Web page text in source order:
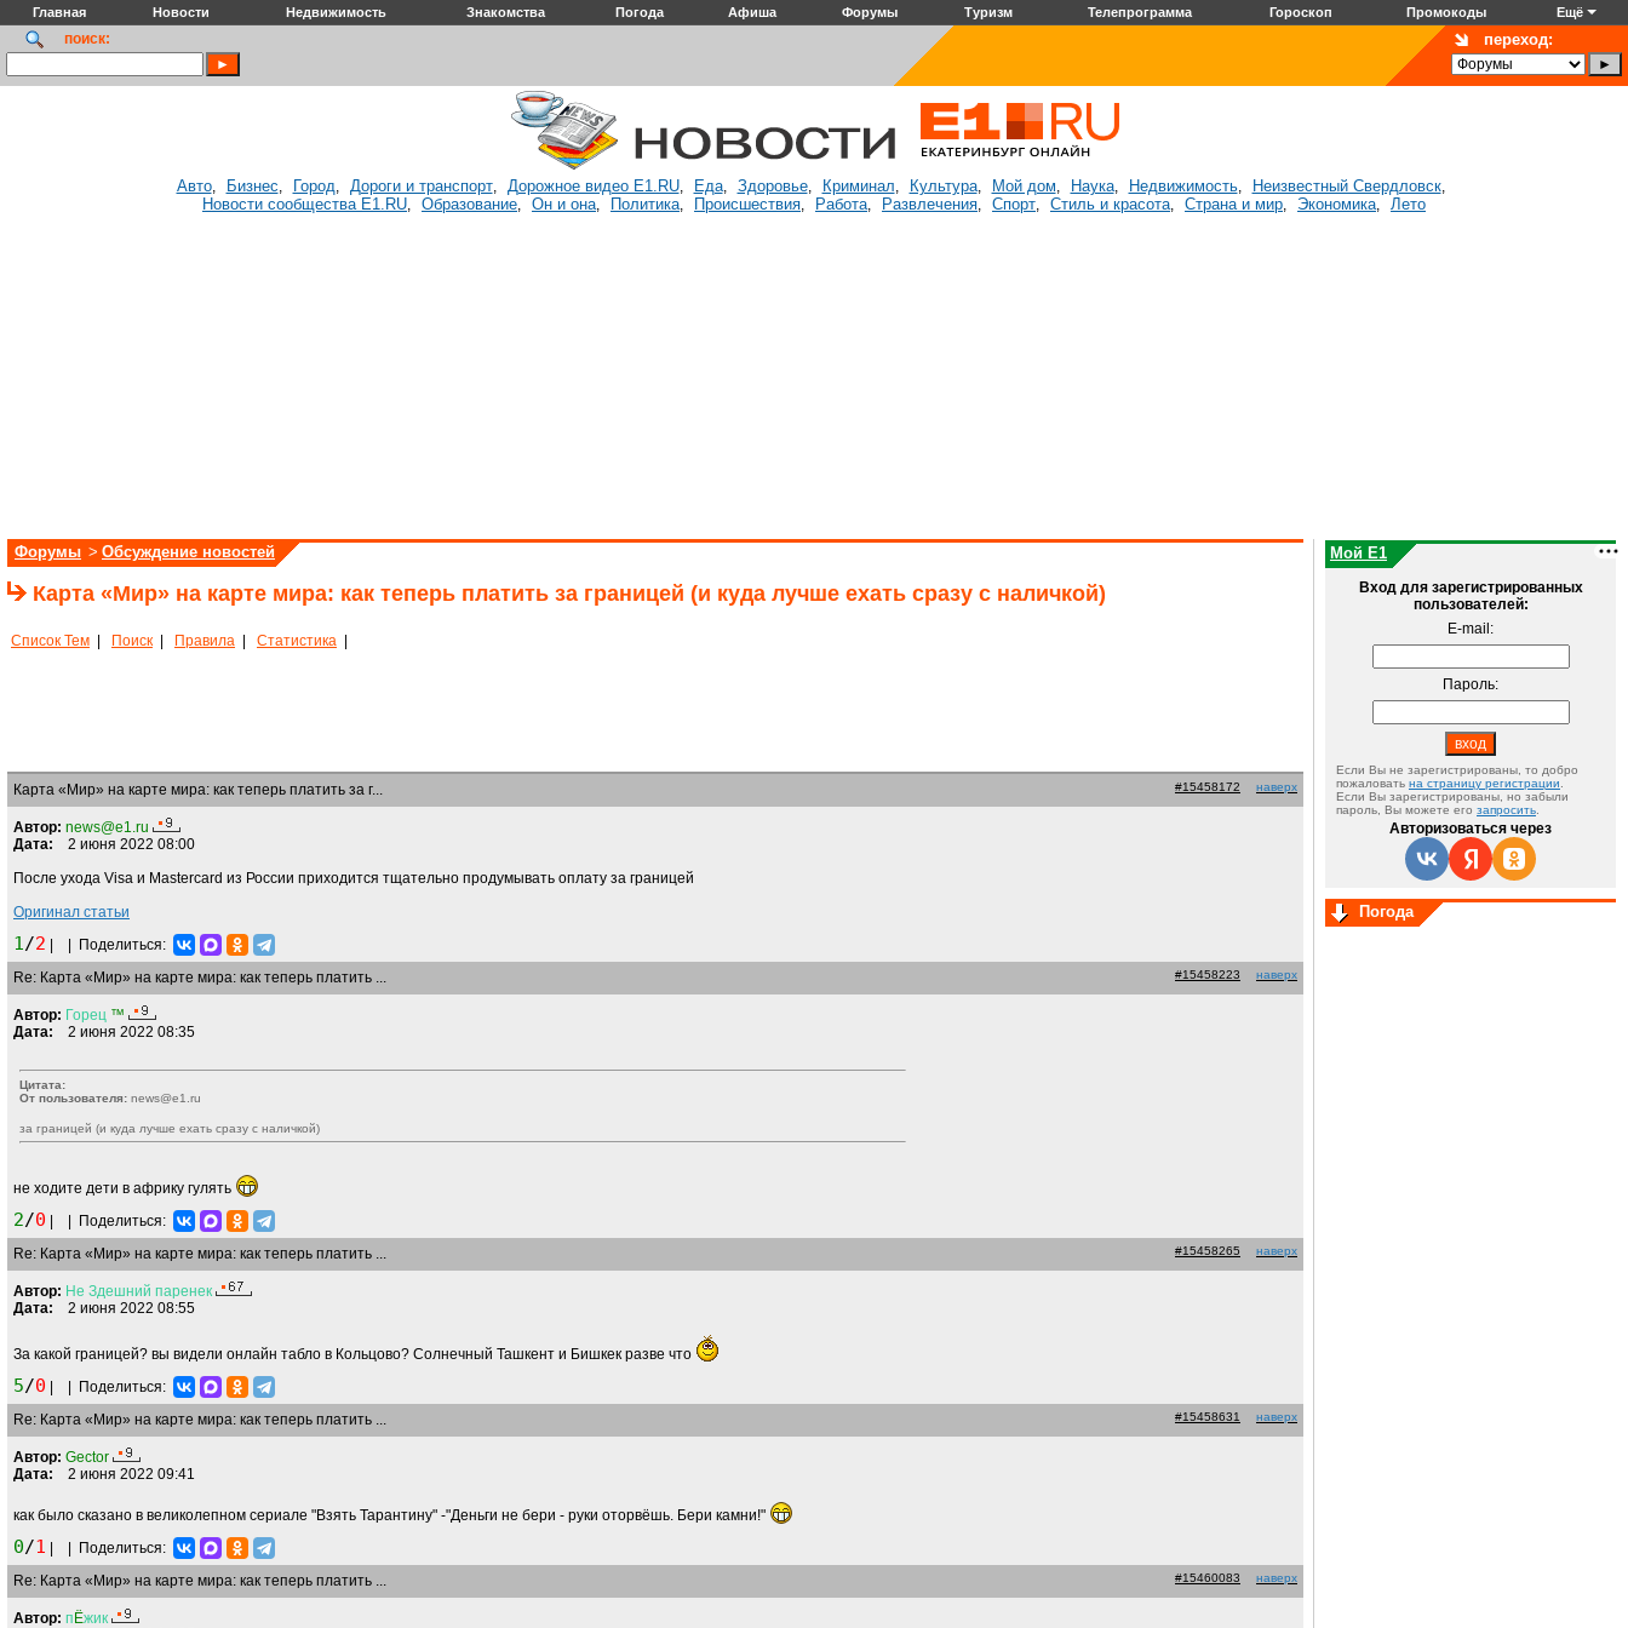
Главная Новости Недвижимость Знакомства Погода Афиша Форумы Туризм Телепрограмма Гороскоп Промокоды Ещё
поиск: переход:
Авто, Бизнес, Город, Дороги и транспорт, Дорожное видео E1.RU, Еда, Здоровье, Криминал, Культура, Мой дом, Наука, Недвижимость, Неизвестный Свердловск,
Новости сообщества E1.RU, Образование, Он и она, Политика, Происшествия, Работа, Развлечения, Спорт, Стиль и красота, Страна и мир, Экономика, Лето
Форумы > Обсуждение новостей
Карта «Мир» на карте мира: как теперь платить за границей (и куда лучше ехать сразу с наличкой)
Список Тем Поиск Правила Статистика
Карта «Мир» на карте мира: как теперь платить за г... #15458172 наверх
Автор: news@e1.ru
Дата: 2 июня 2022 08:00
После ухода Visa и Mastercard из России приходится тщательно продумывать оплату за границей
Оригинал статьи
1/2
Поделиться:
Re: Карта «Мир» на карте мира: как теперь платить ...
#15458223 наверх
Автор: Горец ™
Дата: 2 июня 2022 08:35
Цитата:
От пользователя: news@e1.ru
за границей (и куда лучше ехать сразу с наличкой)
не ходите дети в африку гулять
2/0
Поделиться:
Re: Карта «Мир» на карте мира: как теперь платить ...
#15458265 наверх
Автор: Не Здешний паренек
Дата: 2 июня 2022 08:55
За какой границей? вы видели онлайн табло в Кольцово? Солнечный Ташкент и Бишкек разве что
5/0
Поделиться:
Re: Карта «Мир» на карте мира: как теперь платить ...
#15458631 наверх
Автор: Gector
Дата: 2 июня 2022 09:41
как было сказано в великолепном сериале "Взять Тарантину" -"Деньги не бери - руки оторвёшь. Бери камни!"
0/1
Поделиться:
Re: Карта «Мир» на карте мира: как теперь платить ...
#15460083 наверх
Автор: п Ёжик
Мой E1
Вход для зарегистрированных
пользователей:
E-mail:
Пароль:
Если Вы не зарегистрированы, то добро
пожаловать на страницу регистрации
Если Вы зарегистрированы, но забыли
пароль, Вы можете его запросить
Авторизоваться через
Погода